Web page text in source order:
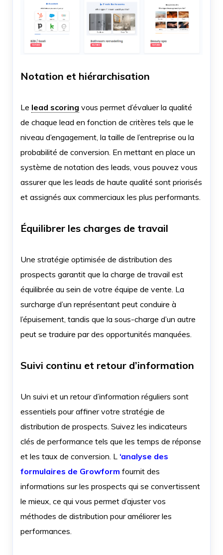
Notation et hiérarchisation
Le lead scoring vous permet d’évaluer la qualité
de chaque lead en fonction de critères tels que le
niveau d’engagement, la taille de l’entreprise ou la
probabilité de conversion. En mettant en place un
système de notation des leads, vous pouvez vous
assurer que les leads de haute qualité sont priorisés
et assignés aux commerciaux les plus performants.
Équilibrer les charges de travail
Une stratégie optimisée de distribution des
prospects garantit que la charge de travail est
équilibrée au sein de votre équipe de vente. La
surcharge d’un représentant peut conduire à
l’épuisement, tandis que la sous-charge d’un autre
peut se traduire par des opportunités manquées.
Suivi continu et retour d’information
Un suivi et un retour d’information réguliers sont
essentiels pour affiner votre stratégie de
distribution de prospects. Suivez les indicateurs
clés de performance tels que les temps de réponse
et les taux de conversion. L ‘analyse des
formulaires de Growform fournit des
informations sur les prospects qui se convertissent
le mieux, ce qui vous permet d’ajuster vos
méthodes de distribution pour améliorer les
performances.